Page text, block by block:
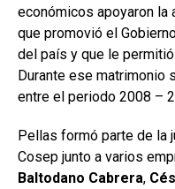
económicos apoyaron la
que promovió el
del país y que le
Durante ese matrimonio
entre el periodo 2008 –
Pellas formó parte de la
Cosep junto a varios
Baltodano Cabrera,